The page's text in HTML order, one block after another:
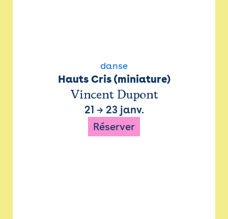
danse
Hauts Cris (miniature)
Vincent Dupont
21 → 23 janv.
Réserver